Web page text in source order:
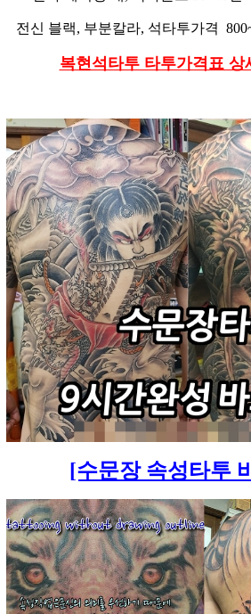
전신 블랙, 부분칼라, 석타투가격
복현석타투 타투가격표 상
[수문장 속성타투